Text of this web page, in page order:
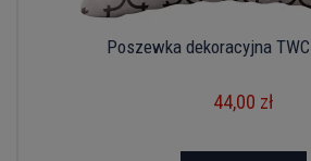
Poszewka dekoracyjna
44,00 zł